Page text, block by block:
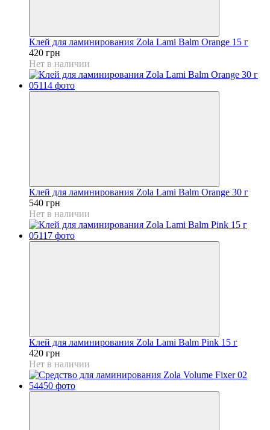
Клей для ламинирования Zola Lami Balm Orange 15 г
420 грн
Нет в наличии
Клей для ламинирования Zola Lami Balm Orange 30 г
540 грн
Нет в наличии
Клей для ламинирования Zola Lami Balm Pink 15 г
420 грн
Нет в наличии